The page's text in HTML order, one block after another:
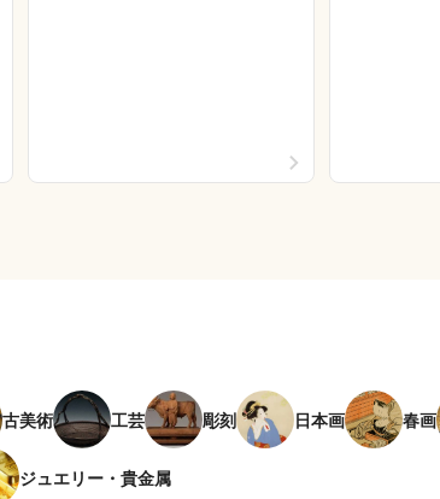
古美術 工芸 彫刻 日本画 春画
ジュエリー・貴金属